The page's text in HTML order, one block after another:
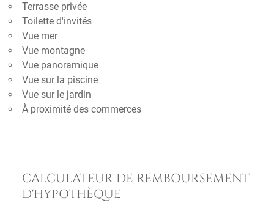
Terrasse privée
Toilette d'invités
Vue mer
Vue montagne
Vue panoramique
Vue sur la piscine
Vue sur le jardin
À proximité des commerces
CALCULATEUR DE REMBOURSEMENT
D'HYPOTHÈQUE